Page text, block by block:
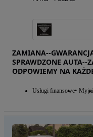
ZAMIANA--
SPRAWDZONE AUTA--
ODPOWIEMY NA
Usługi finansowe